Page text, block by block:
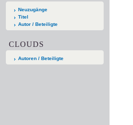
Neuzugänge
Titel
Autor / Beteiligte
CLOUDS
Autoren / Beteiligte